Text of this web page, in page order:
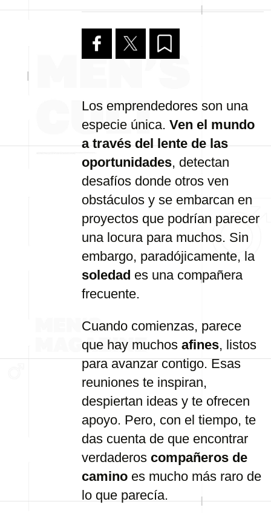
Los emprendedores son una
especie única. Ven el mundo
a través del lente de las
oportunidades, detectan
desafíos donde otros ven
obstáculos y se embarcan en
proyectos que podrían parecer
una locura para muchos. Sin
embargo, paradójicamente, la
soledad es una compañera
frecuente.
Cuando comienzas, parece
que hay muchos afines, listos
para avanzar contigo. Esas
reuniones te inspiran,
despiertan ideas y te ofrecen
apoyo. Pero, con el tiempo, te
das cuenta de que encontrar
verdaderos compañeros de
camino es mucho más raro de
lo que parecía.